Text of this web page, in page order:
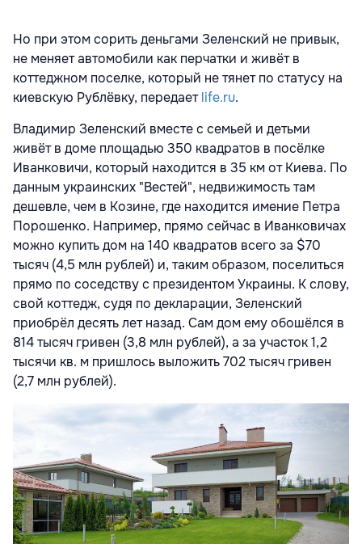
Но при этом сорить деньгами Зеленский не привык,
не меняет автомобили как перчатки и живёт в
коттеджном поселке, который не тянет по статусу на
киевскую Рублёвку, передаетlife.ru.
Владимир Зеленский вместе с семьей и детьми
живёт в доме площадью 350 квадратов в посёлке
Иванковичи, который находится в 35 км от Киева. По
данным украинских "Вестей", недвижимость там
дешевле, чем в Козине, где находится имение Петра
Порошенко. Например, прямо сейчас в Иванковичах
можно купить дом на 140 квадратов всего за $70
тысяч (4,5 млн рублей) и, таким образом, поселиться
прямо по соседству с президентом Украины. К слову,
свой коттедж, судя по декларации, Зеленский
приобрёл десять лет назад. Сам дом ему обошёлся в
814 тысяч гривен (3,8 млн рублей), а за участок 1,2
тысячи кв. м пришлось выложить 702 тысяч гривен
(2,7 млн рублей).